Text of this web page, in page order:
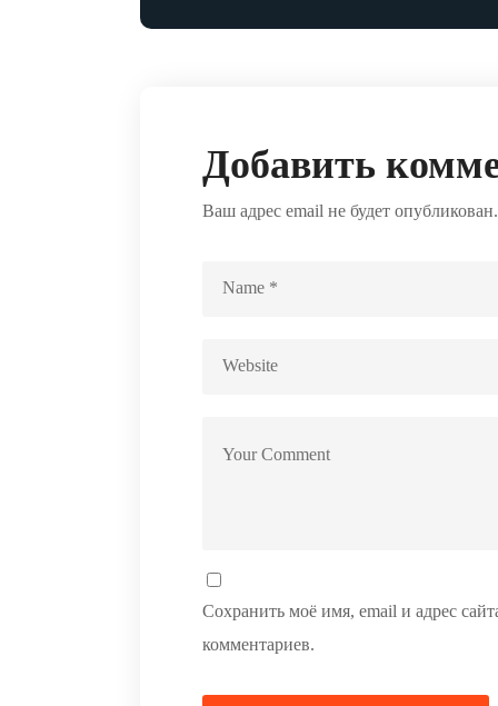
Добавить
Ваш адрес email не будет опубликован.
Сохранить моё имя, email и адрес
комментариев.